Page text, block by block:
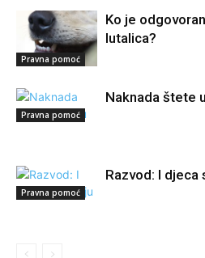
Pravna pomoć
Ko je
lutalica?
Pravna pomoć
Naknada štete
Pravna pomoć
Razvod: I djeca